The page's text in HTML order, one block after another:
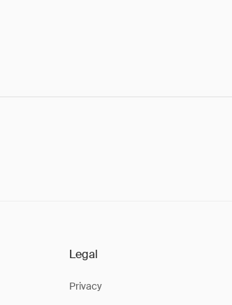
Legal
Privacy